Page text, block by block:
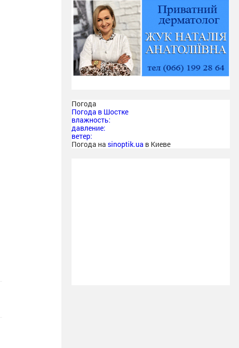
Погода
Погода в Шостке
влажность:
давление:
ветер:
Погода на sinoptik.ua в Киеве